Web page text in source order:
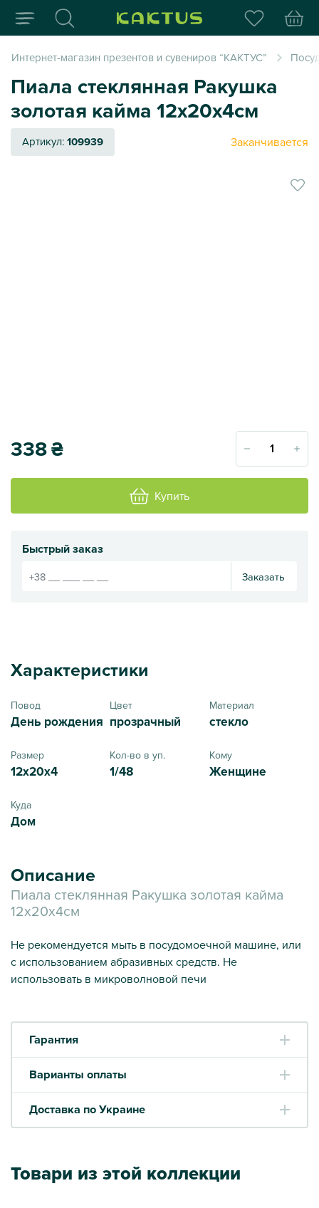
Интернет-магазин
Интернет-магазин презентов и сувениров “КАКТУС”
Пиала стеклянная Ракушка
золотая кайма 12х20х4см
Артикул:109939 Заканчивается
338₴
Купить
Быстрый заказ
Заказать
Характеристики
Повод
День рождения
Цвет
прозрачный
Материал
стекло
Размер
12х20х4
Кол-во в уп.
1/48
Кому
Женщине
Куда
Дом
Описание
Пиала стеклянная Ракушка золотая кайма
12х20х4см
Не рекомендуется мыть в посудомоечной машине, или
с использованием абразивных средств. Не
использовать в микроволновой печи
Гарантия
Варианты оплаты
Доставка по Украине
Товари из этой коллекции